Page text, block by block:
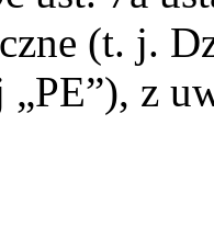
(t. j.
z